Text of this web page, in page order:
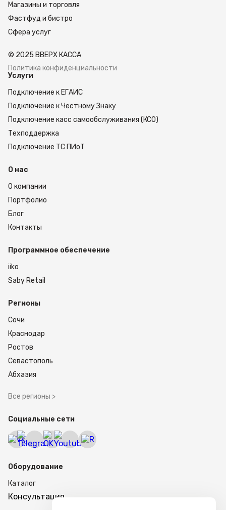
Магазины и торговля
Фастфуд и бистро
Сфера услуг
© 2025 ВВЕРХ КАССА
Политика конфиденциальности
Услуги
Подключение к ЕГАИС
Подключение к Честному Знаку
Подключение касс самообслуживания (КСО)
Техподдержка
Подключение ТС ПИоТ
О нас
О компании
Портфолио
Блог
Контакты
Программное обеспечение
iiko
Saby Retail
Регионы
Сочи
Краснодар
Ростов
Севастополь
Абхазия
Все регионы >
Социальные сети
Оборудование
Каталог
Консультация